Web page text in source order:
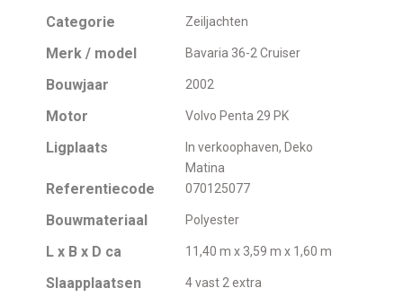
Categorie Zeiljachten
Merk / model Bavaria 36-2 Cruiser
Bouwjaar 2002
Motor Volvo Penta 29 PK
Ligplaats
In verkoophaven, Deko
Matina
Referentiecode 070125077
Bouwmateriaal Polyester
L x B x D ca 11,40 m x 3,59 m x 1,60 m
Slaapplaatsen 4 vast 2 extra